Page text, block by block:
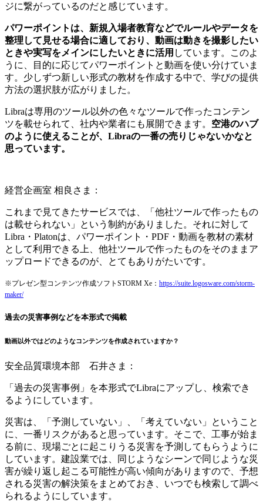
ジに繋がっているのだと感じています。
パワーポイントは、新規入場者教育などでルールやデータを
整理して見せる場合に適しており、動画は動きを撮影したい
ときや実写をメインにしたいときに活用 しています。このよ
うに、目的に応じてパワーポイントと動画を使い分けていま
す。少しずつ新しい形式の教材を作成する中で、学びの提供
方法の選択肢が広がりました。
Libraは専用のツール以外の色々なツールで作ったコンテン
ツを載せられて、社内や業者にも展開できます。 空港のハブ
のように使えることが、Libraの一番の売りじゃないかなと
思っています。
経営企画室 相良さま：
これまで見てきたサービスでは、「他社ツールで作ったもの
は載せられない」という制約がありました。それに対して
Libra・Platonは、パワーポイント・PDF・動画を教材の素材
として利用できる上、他社ツールで作ったものをそのままア
ップロードできるのが、とてもありがたいです。
※プレゼン型コンテンツ作成ソフトSTORM Xe： https://suite.logosware.com/storm-
maker/
過去の災害事例などを本形式で掲載
動画以外ではどのようなコンテンツを作成されていますか？
安全品質環境本部 石井さま：
「過去の災害事例」を本形式でLibraにアップし、検索でき
るようにしています。
災害は、「予測していない」、「考えていない」ということ
に、一番リスクがあると思っています。そこで、工事が始ま
る前に、現場ごとに起こりうる災害を予測してもらうように
しています。建設業では、同じようなシーンで同じような災
害が繰り返し起こる可能性が高い傾向がありますので、予想
される災害の解決策をまとめておき、いつでも検索して調べ
られるようにしています。